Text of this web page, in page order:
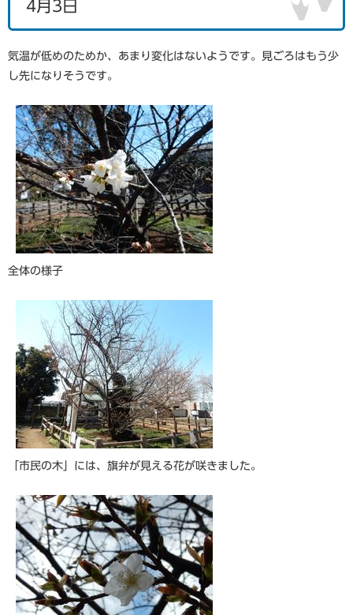
4月3日
気温が低めのためか、あまり変化はないようです。見ごろはもう少
し先になりそうです。
全体の様子
「市民の木」には、旗弁が見える花が咲きました。